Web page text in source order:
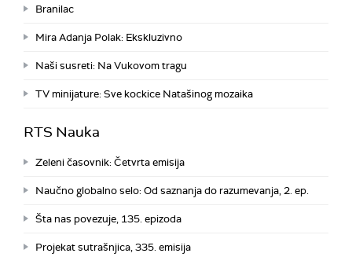
Branilac
Mira Adanja Polak: Ekskluzivno
Naši susreti: Na Vukovom tragu
TV minijature: Sve kockice Natašinog mozaika
RTS Nauka
Zeleni časovnik: Četvrta emisija
Naučno globalno selo: Od saznanja do razumevanja, 2. ep.
Šta nas povezuje, 135. epizoda
Projekat sutrašnjica, 335. emisija